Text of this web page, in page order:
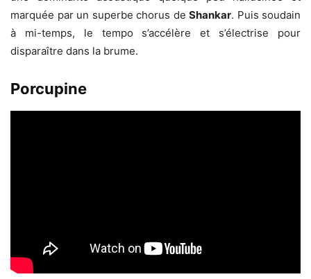
marquée par un superbe chorus de Shankar. Puis soudain
à mi-temps, le tempo s’accélère et s’électrise pour
disparaître dans la brume.
Porcupine